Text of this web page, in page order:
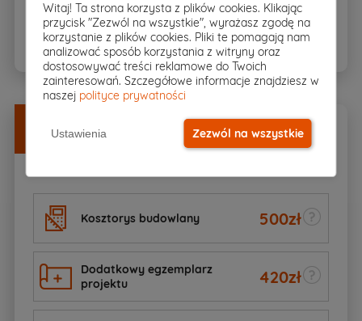
Dziennik budowy
DOBREJ CENIE
Zamów razem z projektem
Kosztorys budowlany 500zł
Dodatkowy egzemplarz
projektu
420zł
Witaj! Ta strona korzysta z plików cookies. Klikając
przycisk "Zezwól na wszystkie", wyrażasz zgodę na
korzystanie z plików cookies. Pliki te pomagają nam
analizować sposób korzystania z witryny oraz
dostosowywać treści reklamowe do Twoich
zainteresowań. Szczegółowe informacje znajdziesz w
naszej polityce prywatności
Ustawienia Zezwól na wszystkie